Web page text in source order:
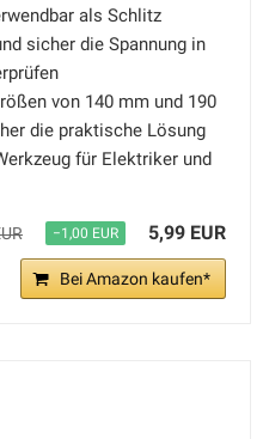
als Schlitz
sicher die Spannung in
von 140 mm und 190
die praktische Lösung
für Elektriker und
−1,00 EUR 5,99 EUR
Bei Amazon kaufen*